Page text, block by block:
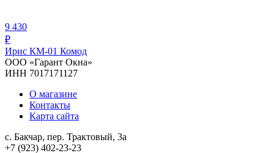
9 430
₽
Ирис КМ-01 Комод
ООО «Гарант Окна»
ИНН 7017171127
О магазине
Контакты
Карта сайта
с. Бакчар, пер. Трактовый, 3а
+7 (923) 402-23-23